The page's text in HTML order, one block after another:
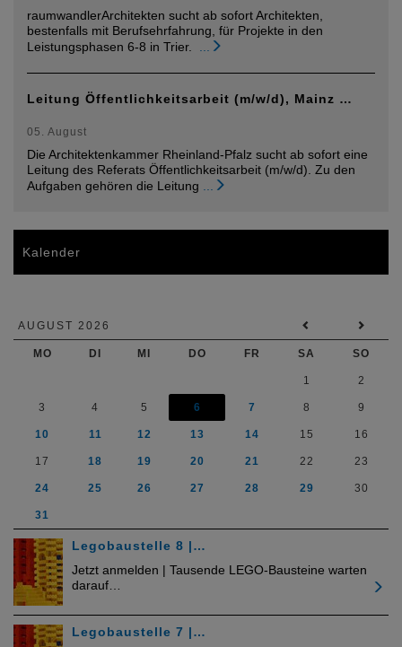
raumwandlerArchitekten sucht ab sofort Architekten,
bestenfalls mit Berufsehrfahrung, für Projekte in den
Leistungsphasen 6-8 in Trier.
Leitung Öffentlichkeitsarbeit (m/w/d), Mainz …
05. August
Die Architektenkammer Rheinland-Pfalz sucht ab sofort eine
Leitung des Referats Öffentlichkeitsarbeit (m/w/d). Zu den
Aufgaben gehören die Leitung
Kalender
AUGUST 2026
MO DI MI DO FR SA SO
1 2
3 4 5 6 7 8 9
10 11 12 13 14 15 16
17 18 19 20 21 22 23
24 25 26 27 28 29 30
31
Legobaustelle 8 |…
Jetzt anmelden | Tausende LEGO-Bausteine warten
darauf…
Legobaustelle 7 |…